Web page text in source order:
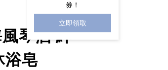
券！
立即領取
琴酒 紳
浴皂